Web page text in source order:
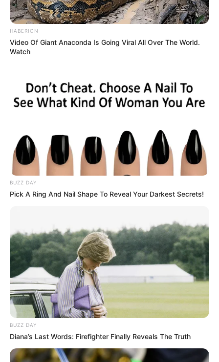
de Poker pour un couplé, 2sur4 ou simple Gagnant placé
dans le Quinté du PMU.
Notre Base quinté: 16 JUSHUA TREE
Notre Coup de Poker:
Analyse des chances des chevaux 16 Jushua
Tree, 4 Just a Midi, et 15 Just Love You pour
Dans cette prestigieuse course de Groupe I, plusieurs
trotteurs se démarquent, mais concentrons-nous sur trois
concurrents notables : Jushua Tree (16), Just a Midi (4), et
Just Love You (15). Chacun d’entre eux possède des
chances de figurer dans les cinq premiers. Voici une
analyse détaillée de leurs chances, en tenant compte des
éléments de forme, de préparation et de contexte.
Analyse de la Base PMU du jour
16 Jushua Tree: Le grand favori
Avec un palmarès impressionnant de 18 victoires en 24
sorties, Jushua Tree se positionne comme le cheval à battre
dans ce Critérium des 5 Ans. Sa préparation a été
épreuves préparatoires de premier plan comme le Prix
HABERION
Video Of Giant Anaconda Is Going Viral All Over The World.
Watch
BUZZ DAY
Pick A Ring And Nail Shape To Reveal Your Darkest Secrets!
BUZZ DAY
Diana’s Last Words: Firefighter Finally Reveals The Truth